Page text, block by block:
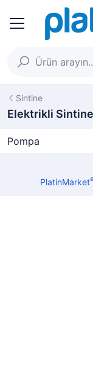
Sintine
Elektrikli Sintine
Pompa
PlatinMarket